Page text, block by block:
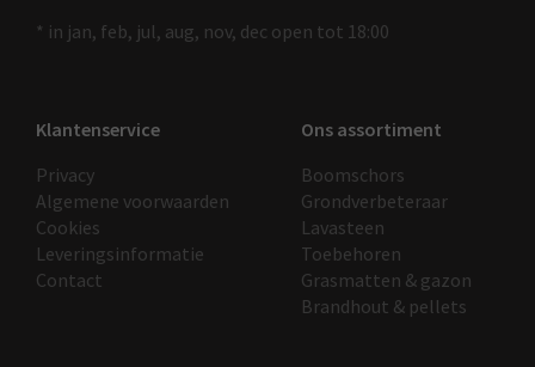
* in jan, feb, jul, aug, nov, dec open tot 18:00
Klantenservice
Privacy
Algemene voorwaarden
Cookies
Leveringsinformatie
Contact
Ons assortiment
Boomschors
Grondverbeteraar
Lavasteen
Toebehoren
Grasmatten & gazon
Brandhout & pellets